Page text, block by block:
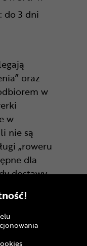
do 3 dni
oraz
w
w
nie są
„roweru
dla
dostawy